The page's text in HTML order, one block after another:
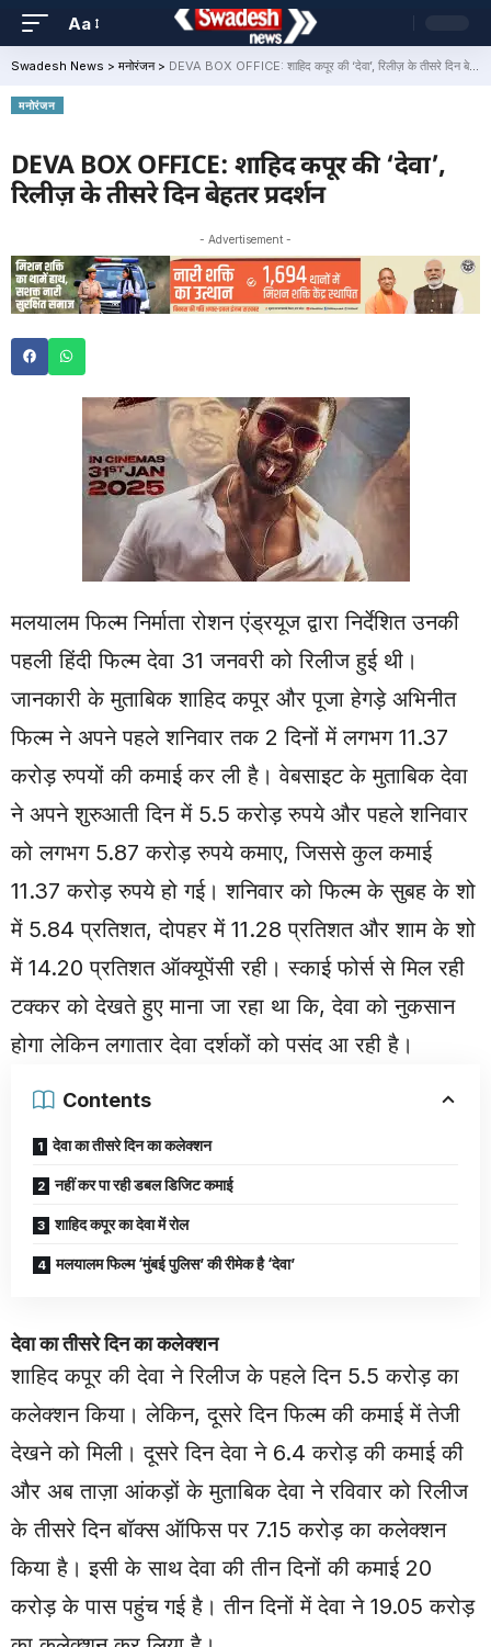
Aa
Swadesh News > मनोरंजन> DEVA BOX OFFICE: शाहिद कपूर की ‘देवा’, रिलीज़ के तीसरे दिन बेहतर प्रदर्शन
मनोरंजन
DEVA BOX OFFICE: शाहिद कपूर की ‘देवा’,
रिलीज़ के तीसरे दिन बेहतर प्रदर्शन
- Advertisement -
मलयालम फिल्म निर्माता रोशन एंड्रयूज द्वारा निर्देशित उनकी
पहली हिंदी फिल्मदेवा 31 जनवरी को रिलीज हुई थी।
जानकारी के मुताबिकशाहिद कपूर औरपूजा हेगड़ेअभिनीत
फिल्म ने अपने पहले शनिवार तक 2 दिनों में लगभग 11.37
करोड़ रुपयों की कमाई कर ली है। वेबसाइट के मुताबिक देवा
ने अपने शुरुआती दिन में 5.5 करोड़ रुपये और पहले शनिवार
को लगभग 5.87 करोड़ रुपये कमाए, जिससे कुल कमाई
11.37 करोड़ रुपये हो गई। शनिवार को फिल्म के सुबह के शो
में 5.84 प्रतिशत, दोपहर में 11.28 प्रतिशत और शाम के शो
में 14.20 प्रतिशत ऑक्यूपेंसी रही। स्काई फोर्स से मिल रही
टक्कर को देखते हुए माना जा रहा था कि, देवा को नुकसान
होगा लेकिन लगातार देवा दर्शकों को पसंद आ रही है।
Contents
देवा का तीसरे दिन का कलेक्शन
नहीं कर पा रही डबल डिजिट कमाई
शाहिद कपूर का देवा में रोल
मलयालम फिल्म ‘मुंबई पुलिस’ की रीमेक है ‘देवा’
देवा का तीसरे दिन का कलेक्शन
शाहिद कपूर की देवा ने रिलीज के पहले दिन 5.5 करोड़ का
कलेक्शन किया। लेकिन, दूसरे दिन फिल्म की कमाई में तेजी
देखने को मिली। दूसरे दिन देवा ने 6.4 करोड़ की कमाई की
और अब ताज़ा आंकड़ों के मुताबिक देवा ने रविवार को रिलीज
के तीसरे दिनबॉक्स ऑफिसपर 7.15 करोड़ का कलेक्शन
किया है। इसी के साथ देवा की तीन दिनों की कमाई 20
करोड़ के पास पहुंच गई है। तीन दिनों में देवा ने 19.05 करोड़